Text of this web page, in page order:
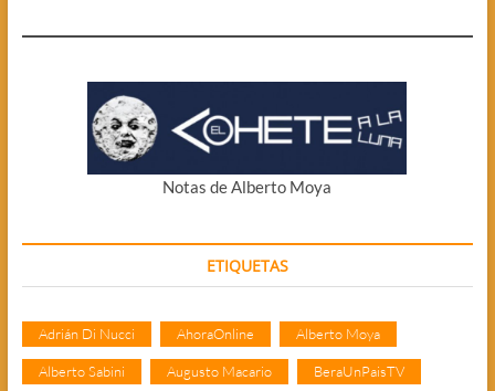
Notas de Alberto Moya
ETIQUETAS
Adrián Di Nucci AhoraOnline Alberto Moya
Alberto Sabini Augusto Macario BeraUnPaisTV